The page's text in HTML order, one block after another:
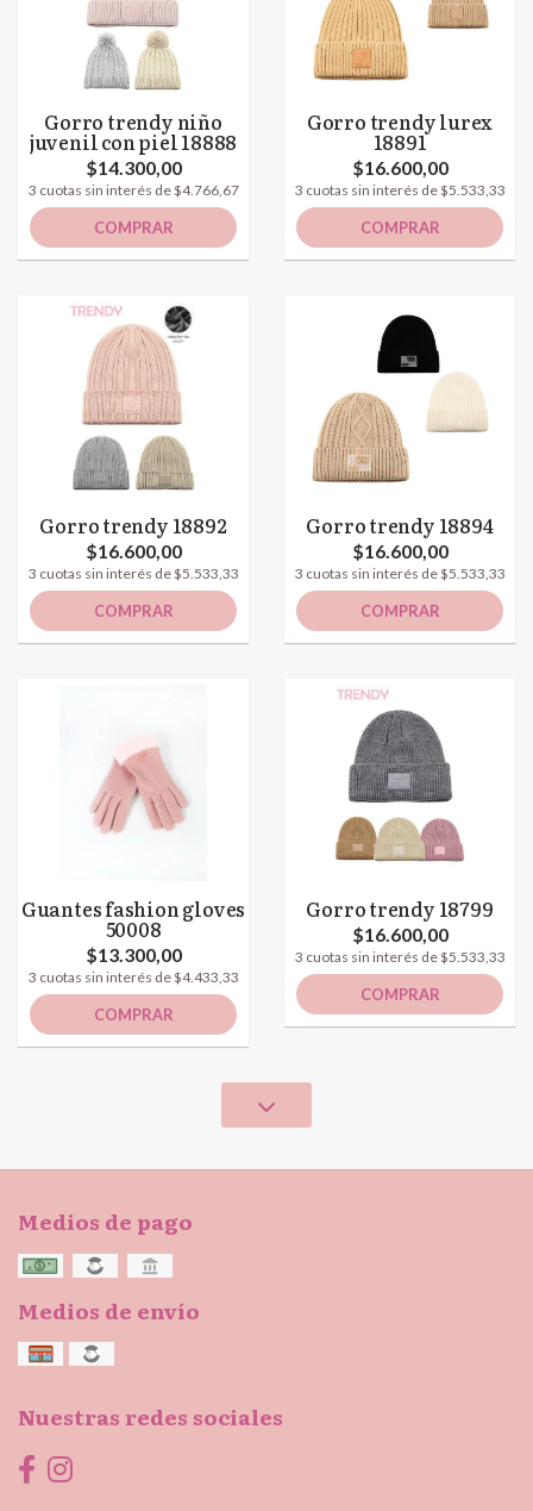
Gorro trendy niño
juvenil con piel 18888
$14.300,00
3 cuotas sin interés de $4.766,67
COMPRAR
Gorro trendy lurex
18891
$16.600,00
3 cuotas sin interés de $5.533,33
COMPRAR
Gorro trendy 18892
$16.600,00
3 cuotas sin interés de $5.533,33
COMPRAR
Gorro trendy 18894
$16.600,00
3 cuotas sin interés de $5.533,33
COMPRAR
Guantes fashion gloves
50008
$13.300,00
3 cuotas sin interés de $4.433,33
COMPRAR
Gorro trendy 18799
$16.600,00
3 cuotas sin interés de $5.533,33
COMPRAR
Medios de pago
Medios de envío
Nuestras redes sociales